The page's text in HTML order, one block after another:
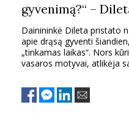
ORAI
ĮDOMYBĖS
gyvenimą?“ –
„Kompasai“
Dainininkė Dileta pristato
apie drąsą gyventi
„tinkamas laikas“. Nors
vasaros motyvai, atlikėja